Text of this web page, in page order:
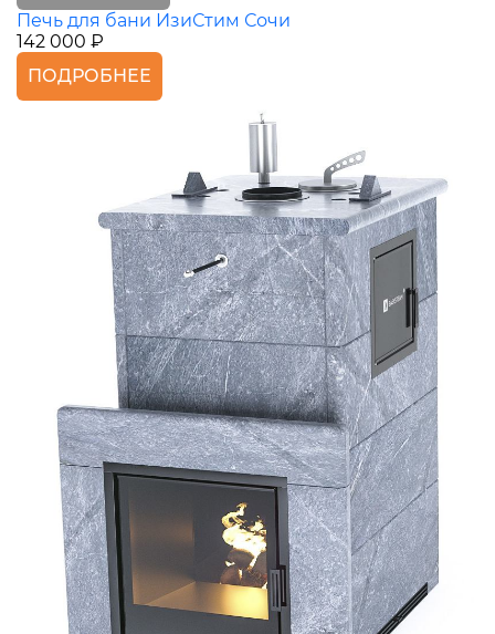
Печь для бани ИзиСтим Сочи
142 000 ₽
ПОДРОБНЕЕ